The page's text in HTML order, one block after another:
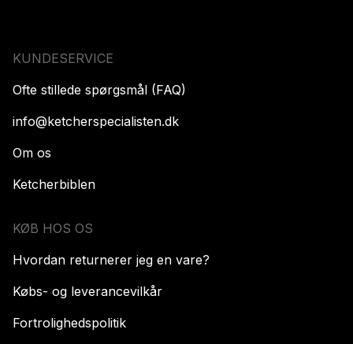
KUNDESERVICE
Ofte stillede spørgsmål (FAQ)
info@ketcherspecialisten.dk
Om os
Ketcherbiblen
KØB HOS OS
Hvordan returnerer jeg en vare?
Købs- og leverancevilkår
Fortrolighedspolitik